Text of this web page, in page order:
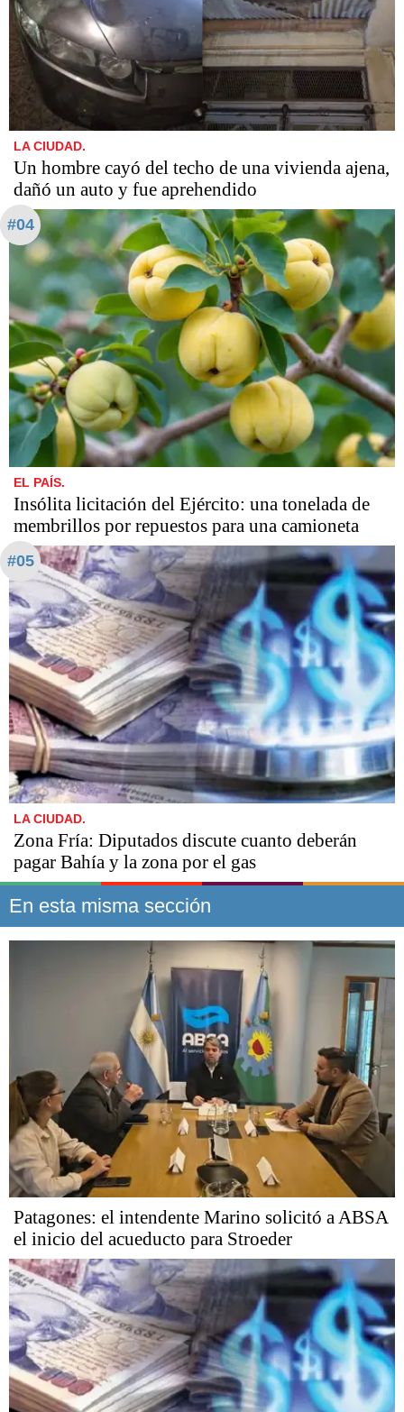
LA CIUDAD.
Un hombre cayó del techo de una vivienda ajena,
dañó un auto y fue aprehendido
#04
EL PAÍS.
Insólita licitación del Ejército: una tonelada de
membrillos por repuestos para una camioneta
#05
LA CIUDAD.
Zona Fría: Diputados discute cuanto deberán
pagar Bahía y la zona por el gas
En esta misma sección
Patagones: el intendente Marino solicitó a ABSA
el inicio del acueducto para Stroeder